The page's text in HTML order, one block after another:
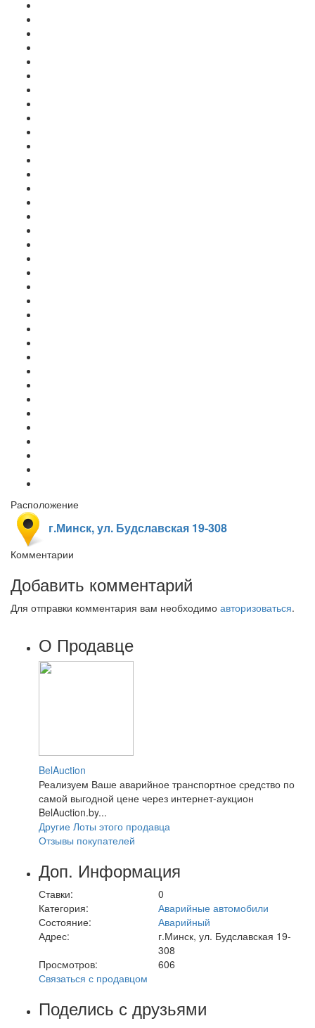
Расположение
г.Минск, ул. Будславская 19-308
Комментарии
Добавить комментарий
Для отправки комментария вам необходимо авторизоваться.
О Продавце
BelAuction
Реализуем Ваше аварийное транспортное средство по
самой выгодной цене через интернет-аукцион
BelAuction.by...
Другие Лоты этого продавца
Отзывы покупателей
Доп. Информация
Ставки:
0
Категория:
Аварийные автомобили
Состояние:
Аварийный
Адрес:
г.Минск, ул. Будславская 19-
308
Просмотров:
606
Связаться с продавцом
Поделись с друзьями